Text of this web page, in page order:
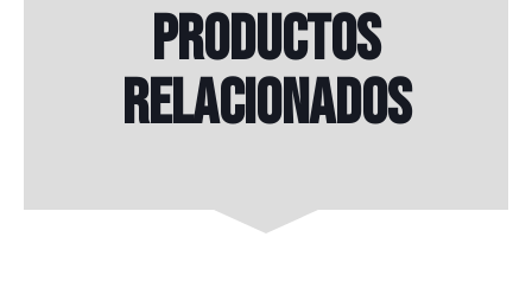
Productos
relacionados